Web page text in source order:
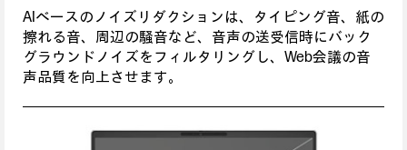
AIベースのノイズリダクションは、タイピング音、紙の
擦れる音、周辺の騒音など、音声の送受信時にバック
グラウンドノイズをフィルタリングし、Web会議の音
声品質を向上させます。